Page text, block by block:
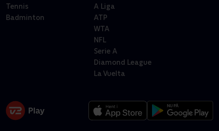
Tennis
Badminton
A Liga
ATP
WTA
NFL
Serie A
Diamond League
La Vuelta